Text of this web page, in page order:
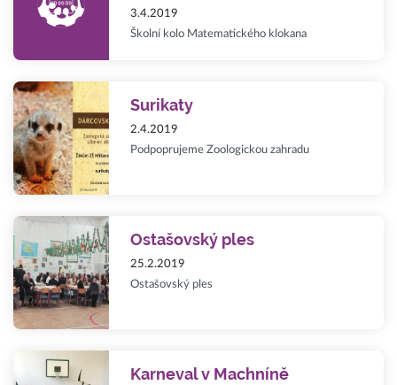
3.4.2019
Školní kolo Matematického klokana
Surikaty
2.4.2019
Podpoprujeme Zoologickou zahradu
Ostašovský ples
25.2.2019
Ostašovský ples
Karneval v Machníně